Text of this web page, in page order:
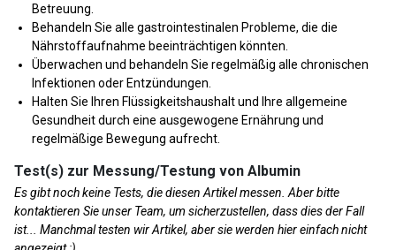
Betreuung.
Behandeln Sie alle gastrointestinalen Probleme, die die
Nährstoffaufnahme beeinträchtigen könnten.
Überwachen und behandeln Sie regelmäßig alle chronischen
Infektionen oder Entzündungen.
Halten Sie Ihren Flüssigkeitshaushalt und Ihre allgemeine
Gesundheit durch eine ausgewogene Ernährung und
regelmäßige Bewegung aufrecht.
Test(s) zur Messung/Testung von Albumin
Es gibt noch keine Tests, die diesen Artikel messen. Aber bitte
kontaktieren Sie unser Team, um sicherzustellen, dass dies der Fall
ist... Manchmal testen wir Artikel, aber sie werden hier einfach nicht